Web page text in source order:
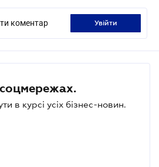
коментар увійти
в курсі усіх бізнес-новин.